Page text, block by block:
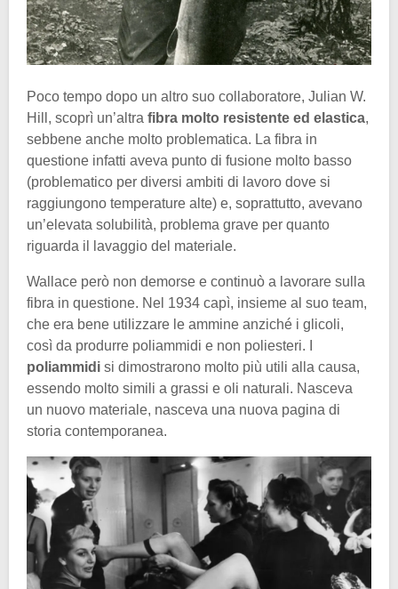
Poco tempo dopo un altro suo collaboratore, Julian W.
Hill, scoprì un’altra fibra molto resistente ed elastica,
sebbene anche molto problematica. La fibra in
questione infatti aveva punto di fusione molto basso
(problematico per diversi ambiti di lavoro dove si
raggiungono temperature alte) e, soprattutto, avevano
un’elevata solubilità, problema grave per quanto
riguarda il lavaggio del materiale.
Wallace però non demorse e continuò a lavorare sulla
fibra in questione. Nel 1934 capì, insieme al suo team,
che era bene utilizzare le ammine anziché i glicoli,
così da produrre poliammidi e non poliesteri. I
poliammidi si dimostrarono molto più utili alla causa,
essendo molto simili a grassi e oli naturali. Nasceva
un nuovo materiale, nasceva una nuova pagina di
storia contemporanea.